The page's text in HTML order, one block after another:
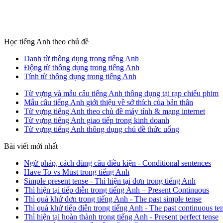
Học tiếng Anh theo chủ đề
Danh từ thông dụng trong tiếng Anh
Động từ thông dụng trong tiếng Anh
Tính từ thông dụng trong tiếng Anh
Từ vựng và mẫu câu tiếng Anh thông dụng tại rạp chiếu phim
Mẫu câu tiếng Anh giới thiệu về sở thích của bản thân
Từ vựng tiếng Anh theo chủ đề máy tính & mạng internet
Từ vựng tiếng Anh giao tiếp trong kinh doanh
Từ vựng tiếng Anh thông dụng chủ đề thức uống
Bài viết mới nhất
Ngữ pháp, cách dùng câu điều kiện - Conditional sentences
Have To vs Must trong tiếng Anh
Simple present tense - Thì hiện tại đơn trong tiếng Anh
Thì hiện tại tiếp diễn trong tiếng Anh – Present Continuous
Thì quá khứ đơn trong tiếng Anh - The past simple tense
Thì quá khứ tiếp diễn trong tiếng Anh - The past continuous
Thì hiện tại hoàn thành trong tiếng Anh - Present perfect tense